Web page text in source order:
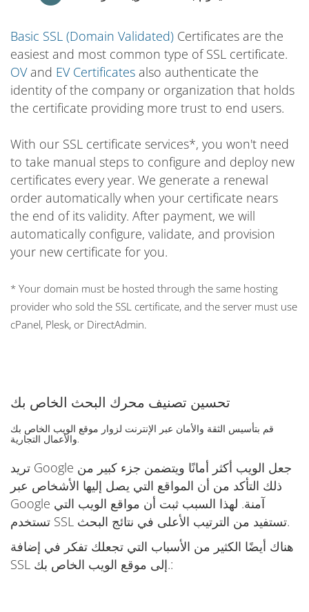
Basic SSL (Domain Validated) Certificates are the
easiest and most common type of SSL certificate.
OVand EV Certificates also authenticate the
identity of the company or organization that holds
the certificate providing more trust to end users.
With our SSL certificate services*, you won't need
to take manual steps to configure and deploy new
certificates every year. We generate a renewal
order automatically when your certificate nears
the end of its validity. After payment, we will
automatically configure, validate, and provision
your new certificate for you.
* Your domain must be hosted through the same hosting
provider who sold the SSL certificate, and the server must use
cPanel, Plesk, or DirectAdmin.
تحسين تصنيف محرك البحث الخاص بك
قم بتأسيس الثقة والأمان عبر الإنترنت لزوار موقع الويب الخاص بك
والأعمال التجارية.
تريد Google جعل الويب أكثر أمانًا ويتضمن جزء كبير من
ذلك التأكد من أن المواقع التي يصل إليها الأشخاص عبر
Google آمنة. لهذا السبب ثبت أن مواقع الويب التي
تستخدم SSL تستفيد من الترتيب الأعلى في نتائج البحث.
هناك أيضًا الكثير من الأسباب التي تجعلك تفكر في إضافة
SSL إلى موقع الويب الخاص بك.: